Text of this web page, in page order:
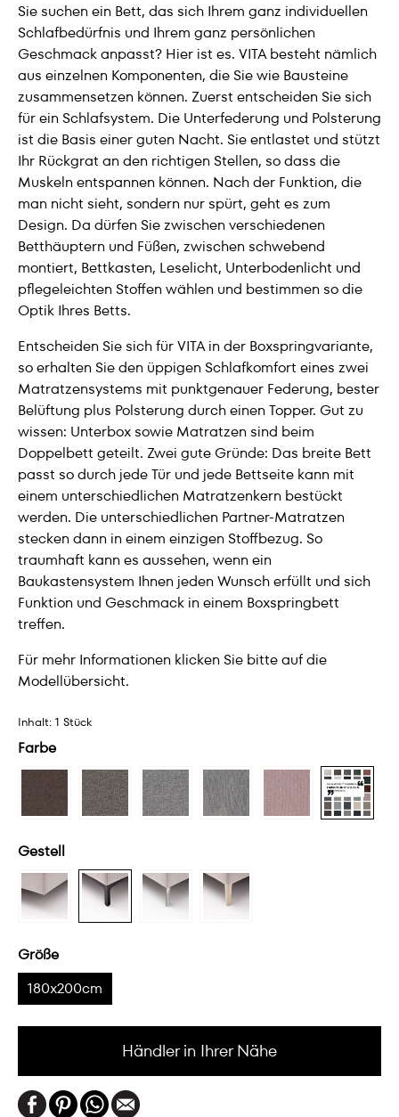
Sie suchen ein Bett, das sich Ihrem ganz individuellen
Schlafbedürfnis und Ihrem ganz persönlichen
Geschmack anpasst? Hier ist es. VITA besteht nämlich
aus einzelnen Komponenten, die Sie wie Bausteine
zusammensetzen können. Zuerst entscheiden Sie sich
für ein Schlafsystem. Die Unterfederung und Polsterung
ist die Basis einer guten Nacht. Sie entlastet und stützt
Ihr Rückgrat an den richtigen Stellen, so dass die
Muskeln entspannen können. Nach der Funktion, die
man nicht sieht, sondern nur spürt, geht es zum
Design. Da dürfen Sie zwischen verschiedenen
Betthäuptern und Füßen, zwischen schwebend
montiert, Bettkasten, Leselicht, Unterbodenlicht und
pflegeleichten Stoffen wählen und bestimmen so die
Optik Ihres Betts.
Entscheiden Sie sich für VITA in der Boxspringvariante,
so erhalten Sie den üppigen Schlafkomfort eines zwei
Matratzensystems mit punktgenauer Federung, bester
Belüftung plus Polsterung durch einen Topper. Gut zu
wissen: Unterbox sowie Matratzen sind beim
Doppelbett geteilt. Zwei gute Gründe: Das breite Bett
passt so durch jede Tür und jede Bettseite kann mit
einem unterschiedlichen Matratzenkern bestückt
werden. Die unterschiedlichen Partner-Matratzen
stecken dann in einem einzigen Stoffbezug. So
traumhaft kann es aussehen, wenn ein
Baukastensystem Ihnen jeden Wunsch erfüllt und sich
Funktion und Geschmack in einem Boxspringbett
treffen.
Für mehr Informationen klicken Sie bitte auf die
Modellübersicht.
Inhalt: 1 Stück
Farbe
Gestell
Größe
180x200cm
Händler in Ihrer Nähe